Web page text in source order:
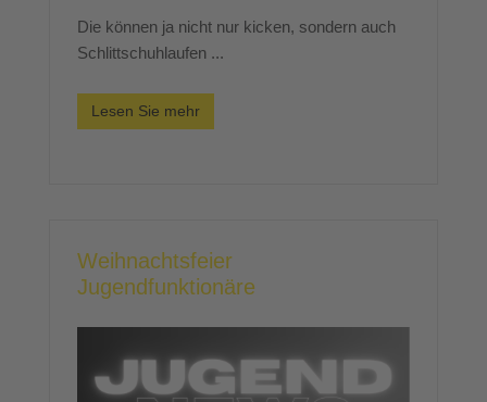
Die können ja nicht nur kicken, sondern auch
Schlittschuhlaufen ...
Lesen Sie mehr
Weihnachtsfeier
Jugendfunktionäre